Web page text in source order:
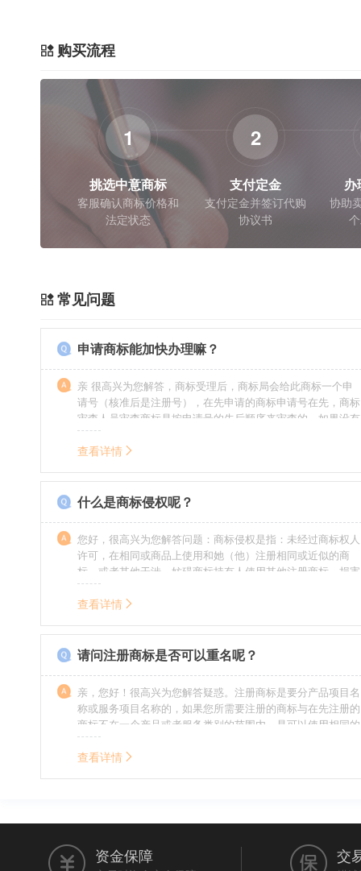
购买流程
1
挑选中意商标
客服确认商标价格和
法定状态
2
支付定金
支付定金并签订代购
协议书
办
协助
常见问题
申请商标能加快办理嘛？
亲 很高兴为您解答，商标受理后，商标局会给此商标一个申
请号（核准后是注册号），在先申请的商标申请号在先，商标
审查人员审查商标是按申请号的先后顺序来审查的，如果没有
特殊情况（受理案件需要，被异议等），不会延迟也不会提
前。
查看详情
什么是商标侵权呢？
您好，很高兴为您解答问题：商标侵权是指：未经过商标权人
许可，在相同或商品上使用和她（他）注册相同或近似的商
标，或者其他干涉、妨碍商标持有人使用其他注册商标，损害
商标持有人合法权益的其他行为。侵权的人通常需要承担侵权
的责任，明知侵权的行为的人要承担赔偿的责任。情节严重
查看详情
请问注册商标是否可以重名呢？
亲，您好！很高兴为您解答疑惑。注册商标是要分产品项目名
称或服务项目名称的，如果您所需要注册的商标与在先注册的
商标不在一个产品或者服务类别的范围内，是可以使用相同的
名称的。希望我的回答能帮到您。
查看详情
资金保障 交